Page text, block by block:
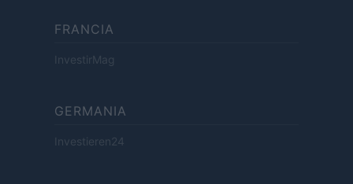
FRANCIA
InvestirMag
GERMANIA
Investieren24